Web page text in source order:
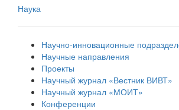
Наука
Научно-инновационные
Научные направления
Проекты
Научный журнал «Вестник ВИВТ»
Научный журнал «МОИТ»
Конференции